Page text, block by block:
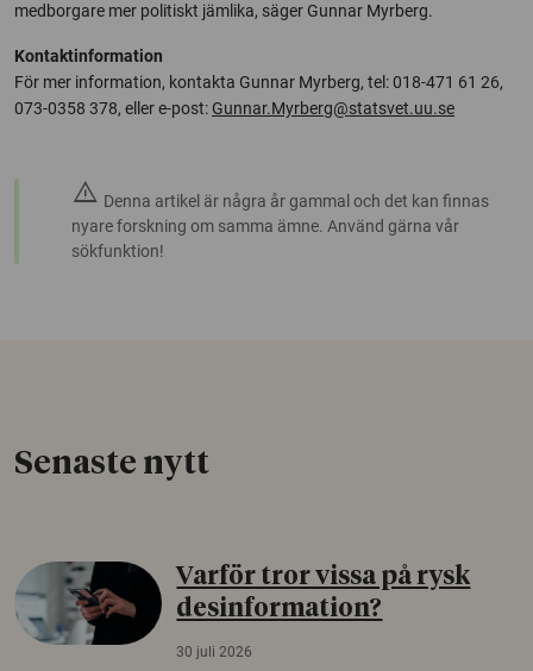
medborgare mer politiskt jämlika, säger Gunnar Myrberg.
Kontaktinformation
För mer information, kontakta Gunnar Myrberg, tel: 018-471 61 26,
073-0358 378, eller e-post: Gunnar.Myrberg@statsvet.uu.se
warning Denna artikel är några år gammal och det kan finnas
nyare forskning om samma ämne. Använd gärna vår
sökfunktion!
Senaste nytt
Varför tror vissa på rysk
desinformation?
30 juli 2026